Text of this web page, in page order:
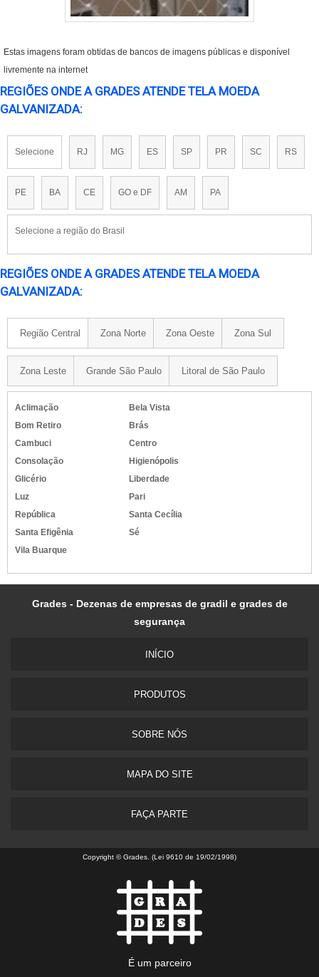
Estas imagens foram obtidas de bancos de imagens públicas e disponível
livremente na internet
REGIÕES ONDE A GRADES ATENDE TELA MOEDA
GALVANIZADA:
Selecione RJ MG ES SP PR SC RS
PE BA CE GO e DF AM PA
Selecione a região do Brasil
REGIÕES ONDE A GRADES ATENDE TELA MOEDA
GALVANIZADA:
Região Central Zona Norte Zona Oeste Zona Sul
Zona Leste Grande São Paulo Litoral de São Paulo
Aclimação
Bela Vista
Bom Retiro
Brás
Cambuci
Centro
Consolação
Higienópolis
Glicério
Liberdade
Luz
Pari
República
Santa Cecília
Santa Efigênia
Sé
Vila Buarque
Grades - Dezenas de empresas de gradil e grades de
segurança
INÍ­CIO
PRODUTOS
SOBRE NÓS
MAPA DO SITE
FAÇA PARTE
Copyright © Grades. (Lei 9610 de 19/02/1998)
É um parceiro